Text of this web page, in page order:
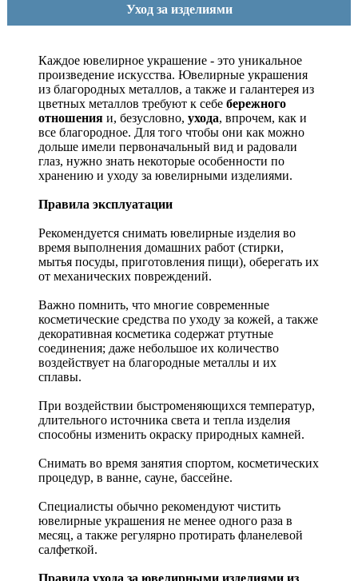
Уход за изделиями
Каждое ювелирное украшение - это уникальное
произведение искусства. Ювелирные украшения
из благородных металлов, а также и галантерея из
цветных металлов требуют к себе бережного
отношения и, безусловно, ухода, впрочем, как и
все благородное. Для того чтобы они как можно
дольше имели первоначальный вид и радовали
глаз, нужно знать некоторые особенности по
хранению и уходу за ювелирными изделиями.
Правила эксплуатации
Рекомендуется снимать ювелирные изделия во
время выполнения домашних работ (стирки,
мытья посуды, приготовления пищи), оберегать их
от механических повреждений.
Важно помнить, что многие современные
косметические средства по уходу за кожей, а также
декоративная косметика содержат ртутные
соединения; даже небольшое их количество
воздействует на благородные металлы и их
сплавы.
При воздействии быстроменяющихся температур,
длительного источника света и тепла изделия
способны изменить окраску природных камней.
Снимать во время занятия спортом, косметических
процедур, в ванне, сауне, бассейне.
Специалисты обычно рекомендуют чистить
ювелирные украшения не менее одного раза в
месяц, а также регулярно протирать фланелевой
салфеткой.